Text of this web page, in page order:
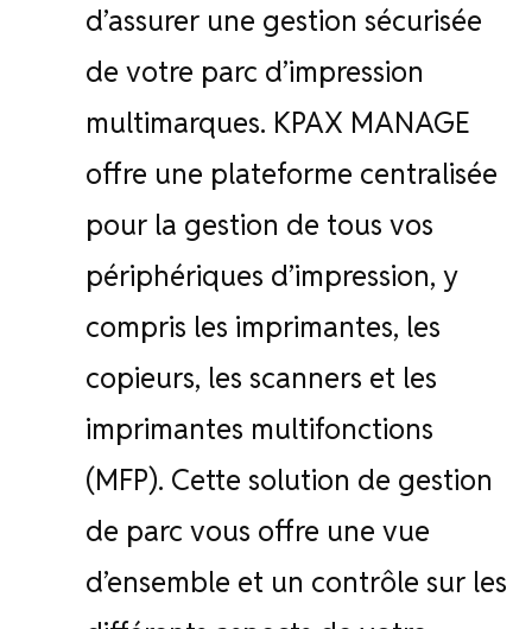
d’assurer une gestion sécurisée
de votre parc d’impression
multimarques. KPAX MANAGE
offre une plateforme centralisée
pour la gestion de tous vos
périphériques d’impression, y
compris les imprimantes, les
copieurs, les scanners et les
imprimantes multifonctions
(MFP). Cette solution de gestion
de parc vous offre une vue
d’ensemble et un contrôle sur les